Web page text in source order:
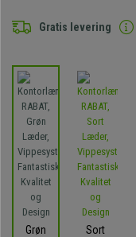
Gratis levering
Grøn Sort